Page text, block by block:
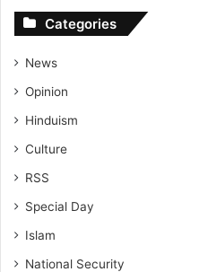
Categories
News
Opinion
Hinduism
Culture
RSS
Special Day
Islam
National Security